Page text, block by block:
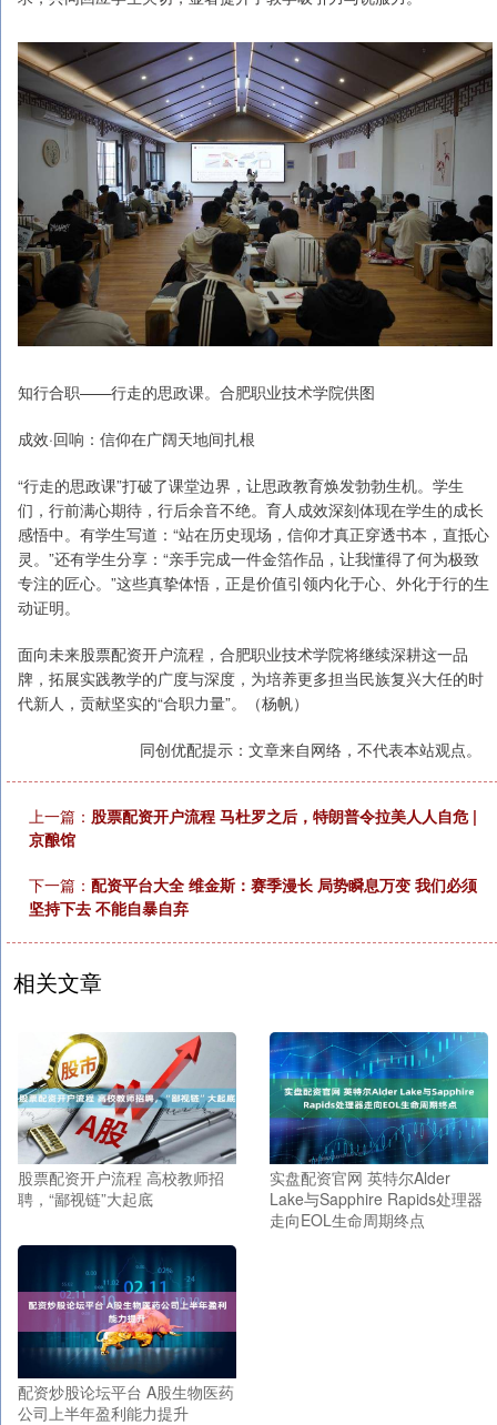
知行合职——行走的思政课。合肥职业技术学院供图
成效·回响：信仰在广阔天地间扎根
“行走的思政课”打破了课堂边界，让思政教育焕发勃勃生机。学生
们，行前满心期待，行后余音不绝。育人成效深刻体现在学生的成长
感悟中。有学生写道：“站在历史现场，信仰才真正穿透书本，直抵心
灵。”还有学生分享：“亲手完成一件金箔作品，让我懂得了何为极致
专注的匠心。”这些真挚体悟，正是价值引领内化于心、外化于行的生
动证明。
面向未来股票配资开户流程，合肥职业技术学院将继续深耕这一品
牌，拓展实践教学的广度与深度，为培养更多担当民族复兴大任的时
代新人，贡献坚实的“合职力量”。（杨帆）
同创优配提示：文章来自网络，不代表本站观点。
上一篇： 股票配资开户流程 马杜罗之后，特朗普令拉美人人自危 |
京酿馆
下一篇： 配资平台大全 维金斯：赛季漫长 局势瞬息万变 我们必须
坚持下去 不能自暴自弃
相关文章
股票配资开户流程 高校教师招
聘，“鄙视链”大起底
实盘配资官网 英特尔Alder
Lake与Sapphire Rapids处理器
走向EOL生命周期终点
配资炒股论坛平台 A股生物医药
公司上半年盈利能力提升